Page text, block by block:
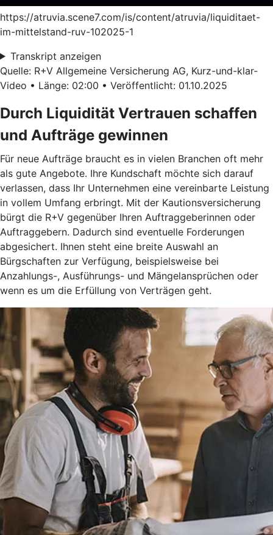
https://atruvia.scene7.com/is/content/atruvia/liquiditaet-
im-mittelstand-ruv-102025-1
Transkript anzeigen
Quelle: R+V Allgemeine Versicherung AG, Kurz-und-klar-
Video • Länge: 02:00 • Veröffentlicht: 01.10.2025
Durch Liquidität Vertrauen schaffen
und Aufträge gewinnen
Für neue Aufträge braucht es in vielen Branchen oft mehr
als gute Angebote. Ihre Kundschaft möchte sich darauf
verlassen, dass Ihr Unternehmen eine vereinbarte Leistung
in vollem Umfang erbringt. Mit der Kautionsversicherung
bürgt die R+V gegenüber Ihren Auftraggeberinnen oder
Auftraggebern. Dadurch sind eventuelle Forderungen
abgesichert. Ihnen steht eine breite Auswahl an
Bürgschaften zur Verfügung, beispielsweise bei
Anzahlungs-, Ausführungs- und Mängelansprüchen oder
wenn es um die Erfüllung von Verträgen geht.